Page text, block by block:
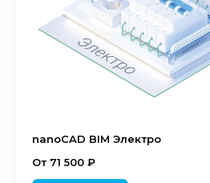
nanoCAD BIM Электро
От 71 500 ₽